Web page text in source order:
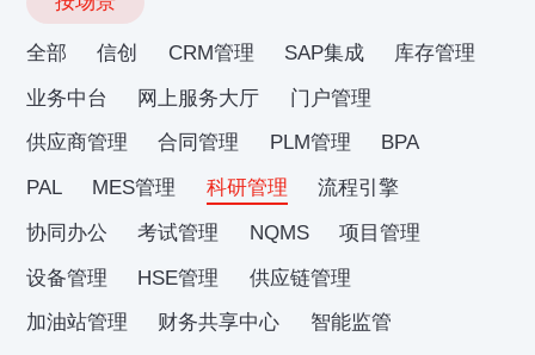
全部 信创 CRM管理 SAP集成
库存管理
业务中台
网上服务大厅
门户管理
供应商管理
合同管理 PLM管理
BPA
PAL
MES管理 科研管理
流程引擎
协同办公
考试管理 NQMS
项目管理
设备管理
HSE管理
供应链管理
加油站管理
财务共享中心
智能监管